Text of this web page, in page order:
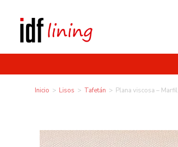
Inicio > Lisos > Tafetán > Plana viscosa – Marfil